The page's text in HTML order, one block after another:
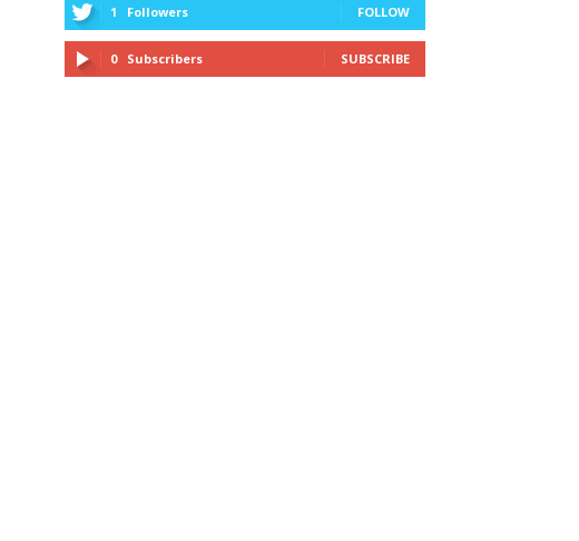
1 Followers FOLLOW
0 Subscribers SUBSCRIBE